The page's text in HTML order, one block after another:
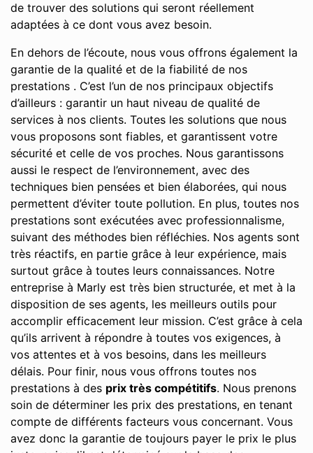
de trouver des solutions qui seront réellement
adaptées à ce dont vous avez besoin.
En dehors de l’écoute, nous vous offrons également la
garantie de la qualité et de la fiabilité de nos
prestations . C’est l’un de nos principaux objectifs
d’ailleurs : garantir un haut niveau de qualité de
services à nos clients. Toutes les solutions que nous
vous proposons sont fiables, et garantissent votre
sécurité et celle de vos proches. Nous garantissons
aussi le respect de l’environnement, avec des
techniques bien pensées et bien élaborées, qui nous
permettent d’éviter toute pollution. En plus, toutes nos
prestations sont exécutées avec professionnalisme,
suivant des méthodes bien réfléchies. Nos agents sont
très réactifs, en partie grâce à leur expérience, mais
surtout grâce à toutes leurs connaissances. Notre
entreprise à Marly est très bien structurée, et met à la
disposition de ses agents, les meilleurs outils pour
accomplir efficacement leur mission. C’est grâce à cela
qu’ils arrivent à répondre à toutes vos exigences, à
vos attentes et à vos besoins, dans les meilleurs
délais. Pour finir, nous vous offrons toutes nos
prestations à des prix très compétitifs. Nous prenons
soin de déterminer les prix des prestations, en tenant
compte de différents facteurs vous concernant. Vous
avez donc la garantie de toujours payer le prix le plus